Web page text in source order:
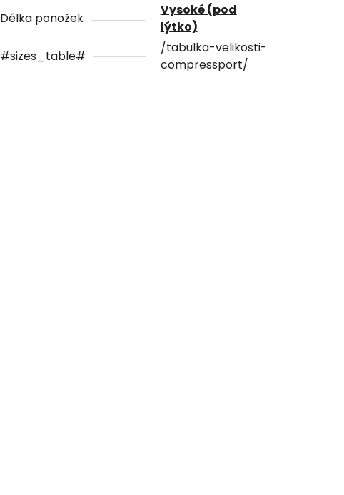
Délka ponožek
Vysoké (pod
lýtko)
#sizes_table#
/tabulka-velikosti-
compressport/